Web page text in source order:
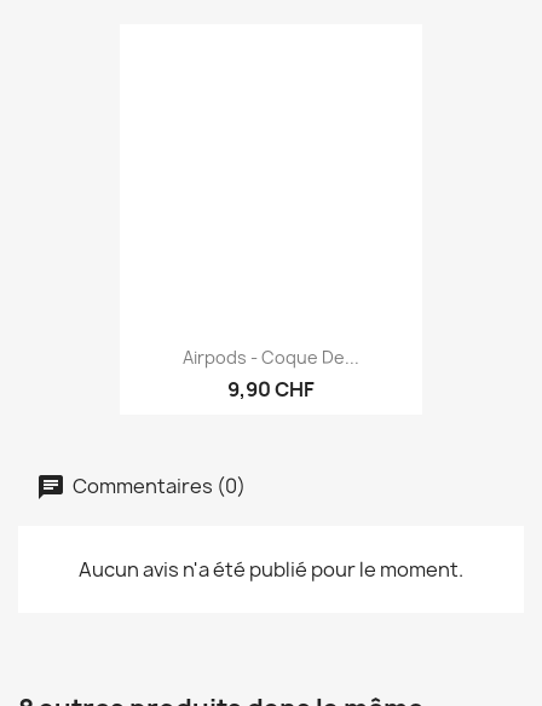
Airpods - Coque De...
9,90 CHF
Commentaires (0)
Aucun avis n'a été publié pour le moment.